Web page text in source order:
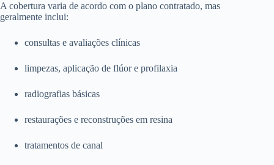
A cobertura varia de acordo com o plano contratado, mas
geralmente inclui:
consultas e avaliações clínicas
limpezas, aplicação de flúor e profilaxia
radiografias básicas
restaurações e reconstruções em resina
tratamentos de canal